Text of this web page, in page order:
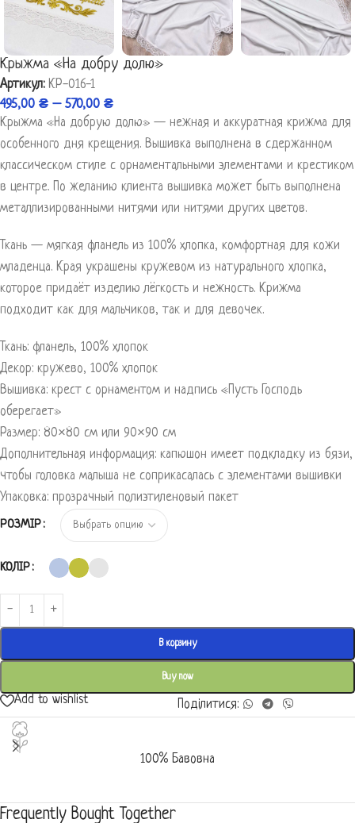
Крыжма «На добру долю»
Артикул: КР-016-1
495,00 ₴ – 570,00 ₴
Крыжма «На добрую долю» — нежная и аккуратная крижма для
особенного дня крещения. Вышивка выполнена в сдержанном
классическом стиле с орнаментальными элементами и крестиком
в центре. По желанию клиента вышивка может быть выполнена
металлизированными нитями или нитями других цветов.
Ткань — мягкая фланель из 100% хлопка, комфортная для кожи
младенца. Края украшены кружевом из натурального хлопка,
которое придаёт изделию лёгкость и нежность. Крижма
подходит как для мальчиков, так и для девочек.
Ткань: фланель, 100% хлопок
Декор: кружево, 100% хлопок
Вышивка: крест с орнаментом и надпись «Пусть Господь
оберегает»
Размер: 80×80 см или 90×90 см
Дополнительная информация: капюшон имеет подкладку из бязи,
чтобы головка малыша не соприкасалась с элементами вышивки
Упаковка: прозрачный полиэтиленовый пакет
РОЗМІР
КОЛІР
В корзину
Buy now
Add to wishlist Поділитися:
100% Бавовна
Frequently Bought Together